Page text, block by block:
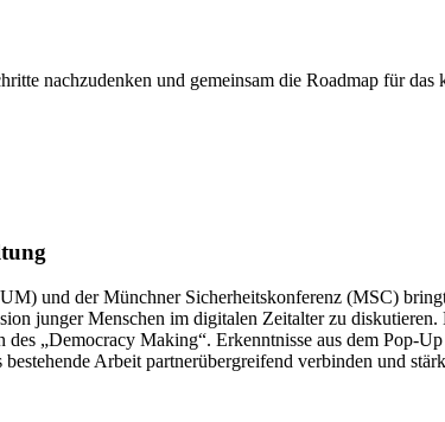
nachzudenken und gemeinsam die Roadmap für das
und der Münchner Sicherheitskonferenz (MSC)
junger Menschen im digitalen Zeitalter zu
„Democracy Making“. Erkenntnisse aus dem Pop-
Arbeit partnerübergreifend verbinden und